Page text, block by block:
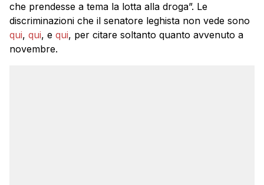
che prendesse a tema la lotta alla droga”. Le
discriminazioni che il senatore leghista non vede sono
qui, qui, e qui, per citare soltanto quanto avvenuto a
novembre.